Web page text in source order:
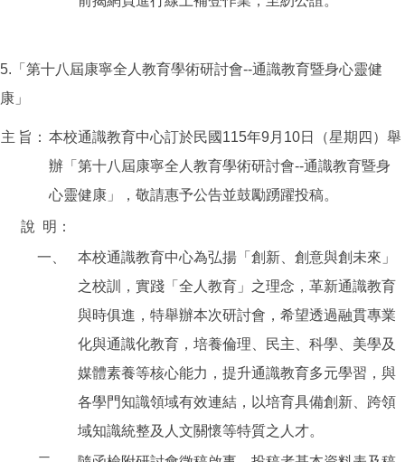
5.「第十八屆康寧全人教育學術研討會--通識教育暨身心靈健
康」
主 旨： 本校通識教育中心訂於民國115年9月10日（星期四）舉
辦「第十八屆康寧全人教育學術研討會--通識教育暨身
心靈健康」，敬請惠予公告並鼓勵踴躍投稿。
說 明：
一、
本校通識教育中心為弘揚「創新、創意與創未來」
之校訓，實踐「全人教育」之理念，革新通識教育
與時俱進，特舉辦本次研討會，希望透過融貫專業
化與通識化教育，培養倫理、民主、科學、美學及
媒體素養等核心能力，提升通識教育多元學習，與
各學門知識領域有效連結，以培育具備創新、跨領
域知識統整及人文關懷等特質之人才。